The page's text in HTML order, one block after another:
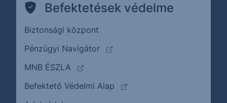
Befektetések védelme
Biztonsági központ
Pénzügyi Navigátor
(külső oldalra ugrik)
MNB ÉSZLA
(külső oldalra ugrik)
Befektető Védelmi Alap
(külső oldalra ugrik)